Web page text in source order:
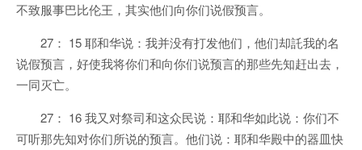
不致服事巴比伦王，其实他们向你们说假预言。
27： 15 耶和华说：我并没有打发他们，他们却託我的名
说假预言，好使我将你们和向你们说预言的那些先知赶出去，
一同灭亡。
27： 16 我又对祭司和这众民说：耶和华如此说：你们不
可听那先知对你们所说的预言。他们说：耶和华殿中的器皿快